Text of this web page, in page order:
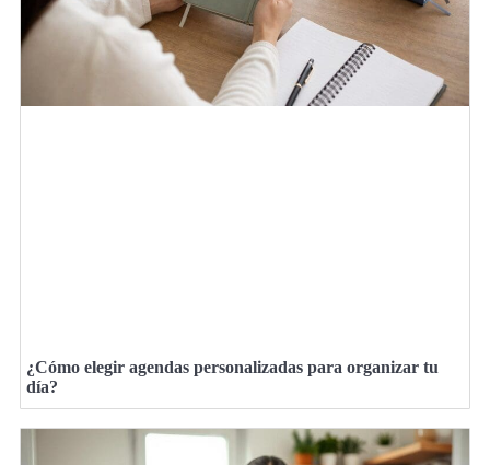
¿Cómo elegir agendas personalizadas para organizar tu
día?